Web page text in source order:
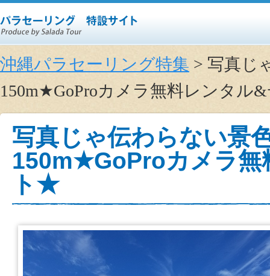
沖縄パラセーリング特集 > 写真じ
150m★GoProカメラ無料レンタル
写真じゃ伝わらない景
150m★GoProカメラ無
ト★